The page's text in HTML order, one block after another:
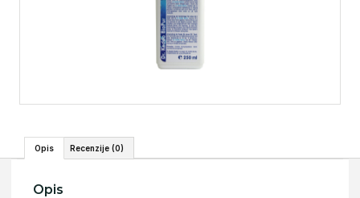
Opis Recenzije (0)
Opis